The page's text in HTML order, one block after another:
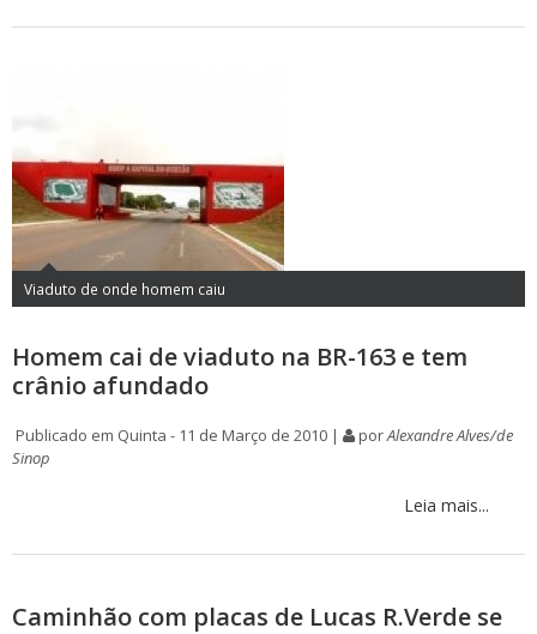
Viaduto de onde homem caiu
Homem cai de viaduto na BR-163 e tem
crânio afundado
Publicado em Quinta - 11 de Março de 2010 | porAlexandre Alves/de
Sinop
Leia mais...
Caminhão com placas de Lucas R.Verde se